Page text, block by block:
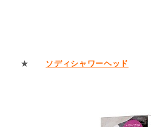
★ ソディシャワーヘッド